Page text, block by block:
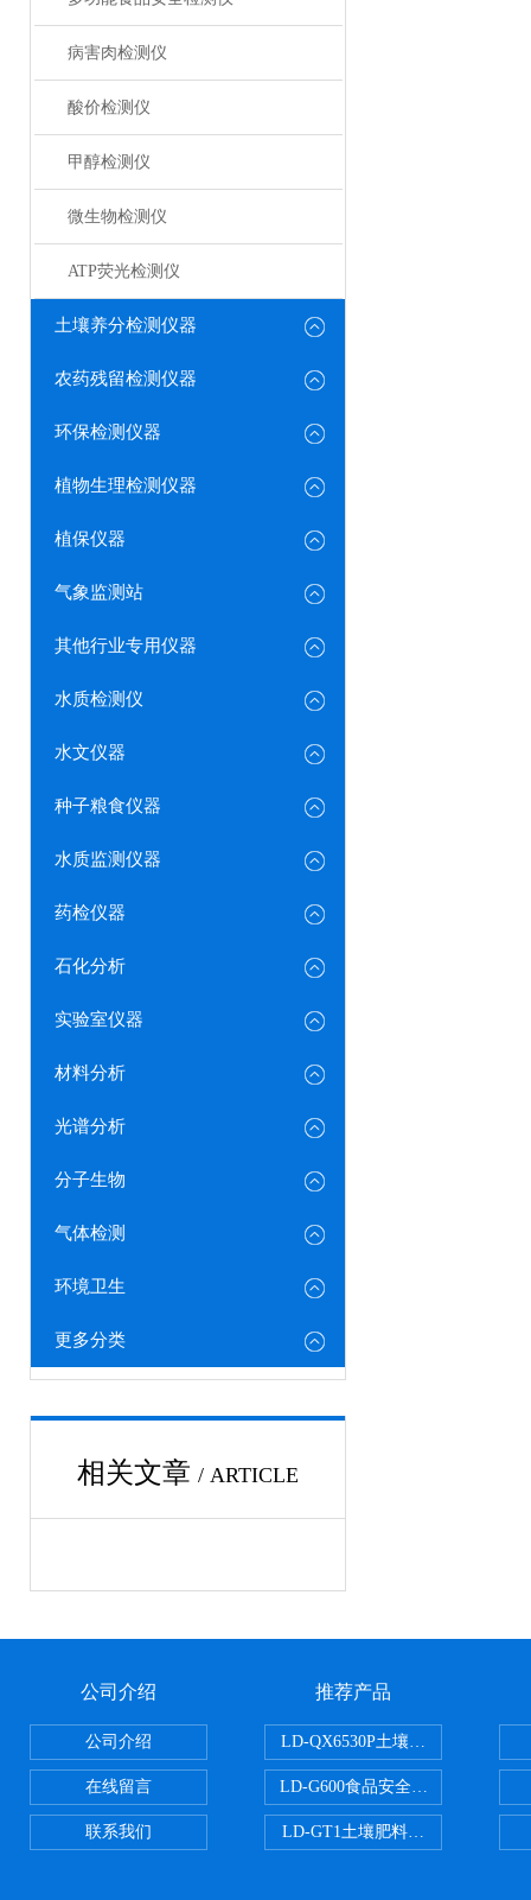
病害肉检测仪
酸价检测仪
甲醇检测仪
微生物检测仪
ATP荧光检测仪
土壤养分检测仪器
农药残留检测仪器
环保检测仪器
植物生理检测仪器
植保仪器
气象监测站
其他行业专用仪器
水质检测仪
水文仪器
种子粮食仪器
水质监测仪器
药检仪器
石化分析
实验室仪器
材料分析
光谱分析
分子生物
气体检测
环境卫生
更多分类
相关文章 / ARTICLE
公司介绍
公司介绍
在线留言
联系我们
推荐产品
LD-QX6530P土壤氧化还原电位检
LD-G600食品安全检测仪
LD-GT1土壤肥料养分检测仪